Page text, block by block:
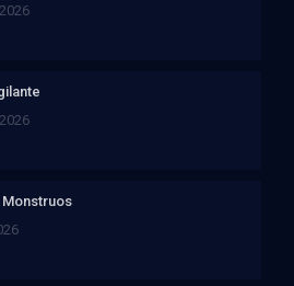
2026
2026
Monstruos